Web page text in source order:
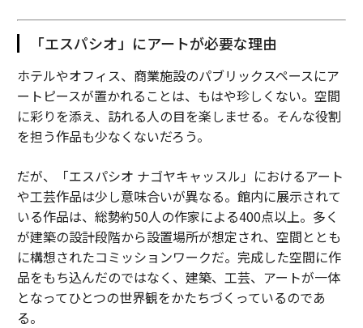
「エスパシオ」にアートが必要な理由
ホテルやオフィス、商業施設のパブリックスペースにア
ートピースが置かれることは、もはや珍しくない。空間
に彩りを添え、訪れる人の目を楽しませる。そんな役割
を担う作品も少なくないだろう。
だが、「エスパシオ ナゴヤキャッスル」におけるアート
や工芸作品は少し意味合いが異なる。館内に展示されて
いる作品は、総勢約50人の作家による400点以上。多く
が建築の設計段階から設置場所が想定され、空間ととも
に構想されたコミッションワークだ。完成した空間に作
品をもち込んだのではなく、建築、工芸、アートが一体
となってひとつの世界観をかたちづくっているのであ
る。